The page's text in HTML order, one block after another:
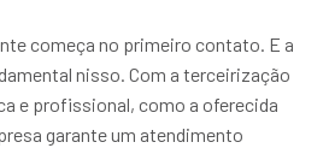
começa no primeiro contato. E a
nisso. Com a terceirização
e profissional, como a oferecida
garante um atendimento